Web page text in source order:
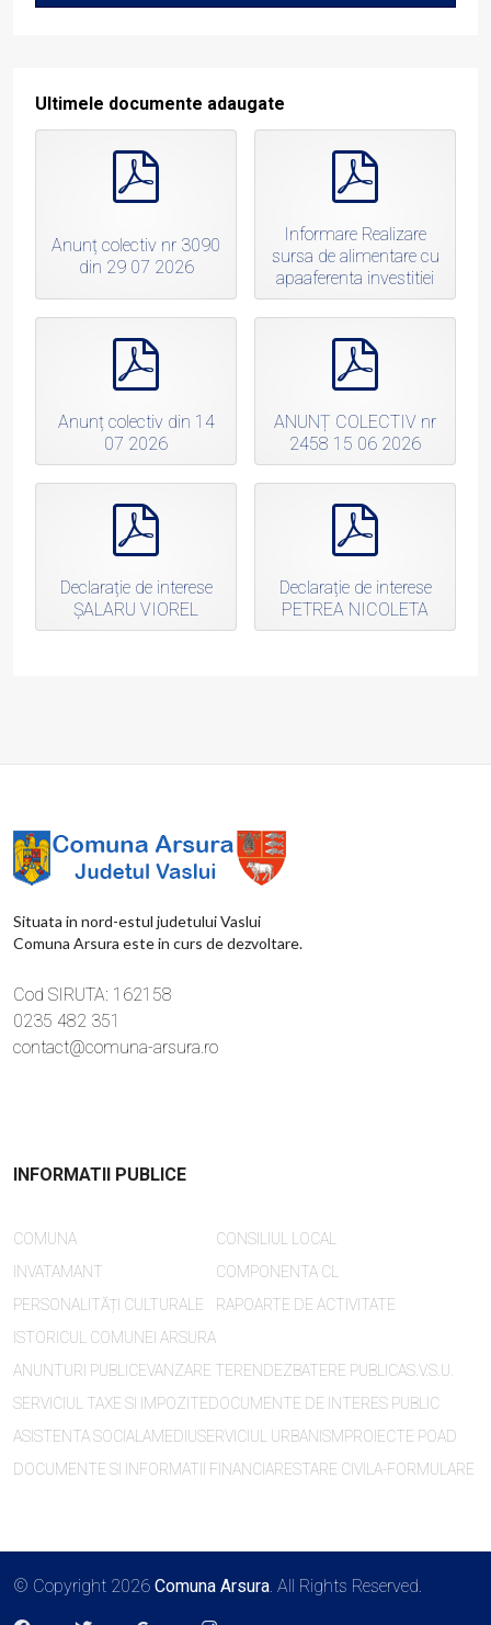
Ultimele documente adaugate
Anunț colectiv nr 3090
din 29 07 2026
Informare Realizare
sursa de alimentare cu
apaaferenta investitiei
Anunț colectiv din 14
07 2026
ANUNȚ COLECTIV nr
2458 15 06 2026
Declarație de interese
ȘALARU VIOREL
Declarație de interese
PETREA NICOLETA
Situata in nord-estul judetului Vaslui
Comuna Arsura este in curs de dezvoltare.
Cod SIRUTA: 162158
0235 482 351
contact@comuna-arsura.ro
INFORMATII PUBLICE
COMUNA
INVATAMANT
PERSONALITĂȚI CULTURALE
ISTORICUL COMUNEI ARSURA
CONSILIUL LOCAL
COMPONENTA CL
RAPOARTE DE ACTIVITATE
ANUNTURI PUBLICEVANZARE TEREN DEZBATERE PUBLICAS.V.S.U.
SERVICIUL TAXE SI IMPOZITEDOCUMENTE DE INTERES PUBLIC
ASISTENTA SOCIALAMEDIUSERVICIUL URBANISMPROIECTE POAD
DOCUMENTE SI INFORMATII FINANCIARESTARE CIVILA-FORMULARE
© Copyright 2026 Comuna Arsura. All Rights Reserved.